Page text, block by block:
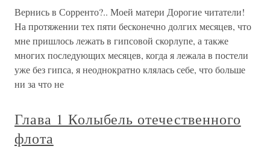
Вернись в Сорренто?.. Моей матери Дорогие читатели!
На протяжении тех пяти бесконечно долгих месяцев, что
мне пришлось лежать в гипсовой скорлупе, а также
многих последующих месяцев, когда я лежала в постели
уже без гипса, я неоднократно клялась себе, что больше
ни за что не
Глава 1 Колыбель отечественного
флота